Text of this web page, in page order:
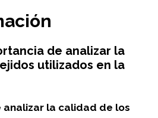
de analizar la
utilizados en la
analizar la calidad de los